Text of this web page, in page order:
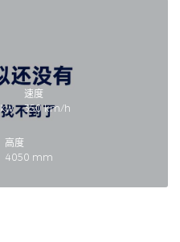
kw
速度
350km/h
高度
4050 mm